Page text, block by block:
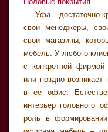
Уфа – достаточно
свои менеджеры,
свои магазины,
мебель. У любого
с конкретной
или поздно возникает
в ее офис.
интерьер головного
роль в